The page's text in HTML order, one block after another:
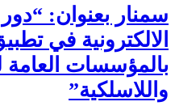
سمنار بعنوان: “دور
الالكترونية في
بالمؤسسات العامة
واللاسلكية”